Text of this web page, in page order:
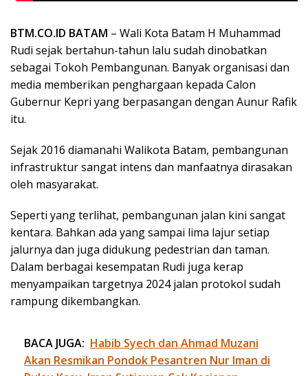
BTM.CO.ID BATAM – Wali Kota Batam H Muhammad
Rudi sejak bertahun-tahun lalu sudah dinobatkan
sebagai Tokoh Pembangunan. Banyak organisasi dan
media memberikan penghargaan kepada Calon
Gubernur Kepri yang berpasangan dengan Aunur Rafik
itu.
Sejak 2016 diamanahi Walikota Batam, pembangunan
infrastruktur sangat intens dan manfaatnya dirasakan
oleh masyarakat.
Seperti yang terlihat, pembangunan jalan kini sangat
kentara. Bahkan ada yang sampai lima lajur setiap
jalurnya dan juga didukung pedestrian dan taman.
Dalam berbagai kesempatan Rudi juga kerap
menyampaikan targetnya 2024 jalan protokol sudah
rampung dikembangkan.
BACA JUGA: Habib Syech dan Ahmad Muzani
Akan Resmikan Pondok Pesantren Nur Iman di